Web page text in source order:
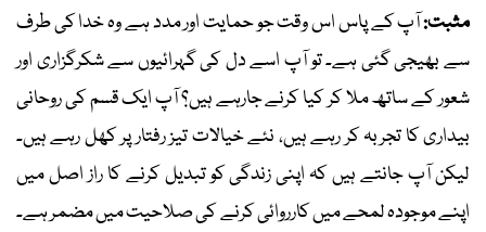
مثبت:آپ کے پاس اس وقت جو حمایت اور مدد ہے وہ خدا کی طرف
سے بھیجی گئی ہے۔ تو آپ اسے دل کی گہرائیوں سے شکرگزاری اور
شعور کے ساتھ ملا کر کیا کرنے جارہے ہیں؟ آپ ایک قسم کی روحانی
بیداری کا تجربہ کر رہے ہیں، نئے خیالات تیز رفتار پر کھل رہے ہیں۔
لیکن آپ جانتے ہیں کہ اپنی زندگی کو تبدیل کرنے کا راز اصل میں
اپنے موجودہ لمحے میں کارروائی کرنے کی صلاحیت میں مضمر ہے۔